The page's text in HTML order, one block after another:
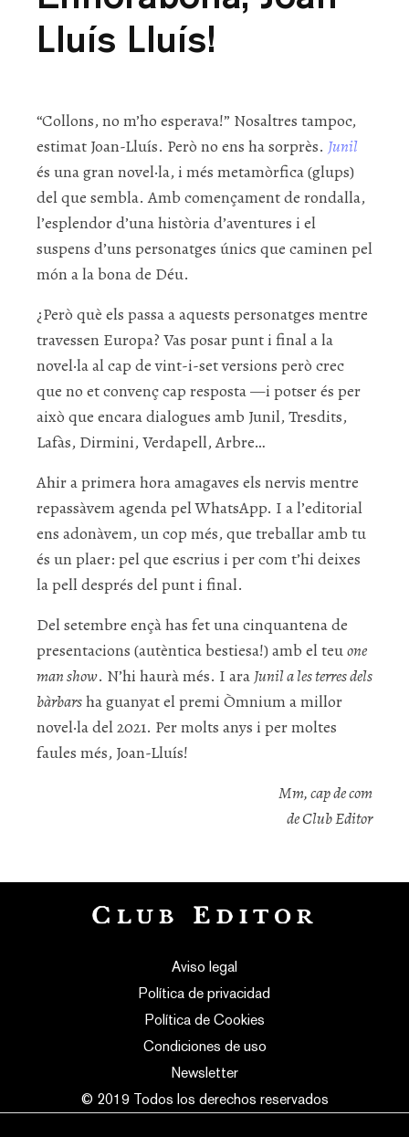
Lluís Lluís!
“Collons, no m’ho esperava!” Nosaltres tampoc,
estimat Joan-Lluís. Però no ens ha sorprès. Junil
és una gran novel·la, i més metamòrfica (glups)
del que sembla. Amb començament de rondalla,
l’esplendor d’una història d’aventures i el
suspens d’uns personatges únics que caminen pel
món a la bona de Déu.
¿Però què els passa a aquests personatges mentre
travessen Europa? Vas posar punt i final a la
novel·la al cap de vint-i-set versions però crec
que no et convenç cap resposta —i potser és per
això que encara dialogues amb Junil, Tresdits,
Lafàs, Dirmini, Verdapell, Arbre…
Ahir a primera hora amagaves els nervis mentre
repassàvem agenda pel WhatsApp. I a l’editorial
ens adonàvem, un cop més, que treballar amb tu
és un plaer: pel que escrius i per com t’hi deixes
la pell després del punt i final.
Del setembre ençà has fet una cinquantena de
presentacions (autèntica bestiesa!) amb el teuone
man show. N’hi haurà més. I ara Junil a les terres dels
bàrbarsha guanyat el premi Òmnium a millor
novel·la del 2021. Per molts anys i per moltes
faules més, Joan-Lluís!
Mm, cap de com
de Club Editor
Aviso legal
Política de privacidad
Política de Cookies
Condiciones de uso
Newsletter
© 2019 Todos los derechos reservados